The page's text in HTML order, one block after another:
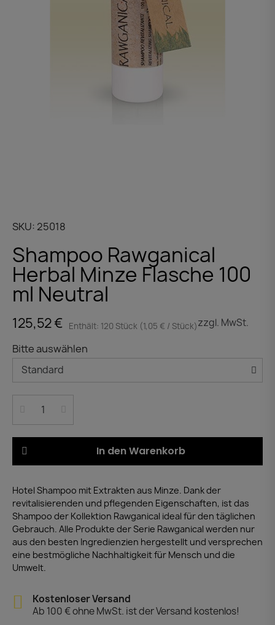
SKU 25018
Shampoo Rawganical
Herbal Minze Flasche 100
ml Neutral
125,52 € Enthält: 120 Stück (1,05 € / Stück)zzgl. MwSt.
Bitte auswählen
In den Warenkorb
Hotel Shampoo mit Extrakten aus Minze. Dank der
revitalisierenden und pflegenden Eigenschaften, ist das
Shampoo der Kollektion Rawganical ideal für den täglichen
Gebrauch. Alle Produkte der Serie Rawganical werden nur
aus den besten Ingredienzien hergestellt und versprechen
eine bestmögliche Nachhaltigkeit für Mensch und die
Umwelt.
Kostenloser Versand
Ab 100 € ohne MwSt. ist der Versand kostenlos!